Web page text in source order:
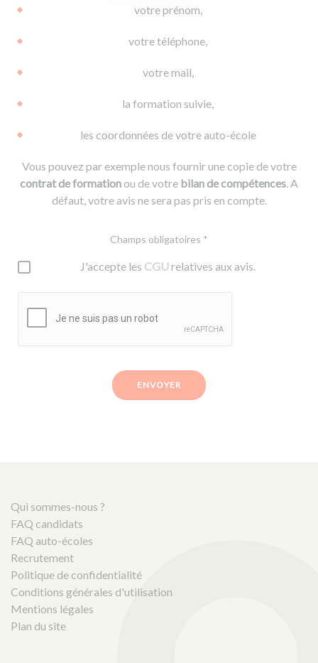
votre prénom,
votre téléphone,
votre mail,
la formation suivie,
les coordonnées de votre auto-école
Vous pouvez par exemple nous fournir une copie de votre
contrat de formationou de votre bilan de compétences. A
défaut, votre avis ne sera pas pris en compte.
Champs obligatoires *
J'accepte les CGUrelatives aux avis.
ENVOYER
Qui sommes-nous ?
FAQ candidats
FAQ auto-écoles
Recrutement
Politique de confidentialité
Conditions générales d'utilisation
Mentions légales
Plan du site